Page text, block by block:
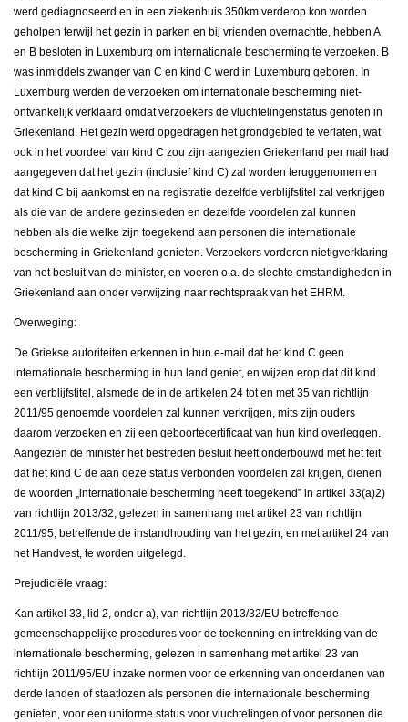
werd gediagnoseerd en in een ziekenhuis 350km verderop kon worden
geholpen terwijl het gezin in parken en bij vrienden overnachtte, hebben A
en B besloten in Luxemburg om internationale bescherming te verzoeken. B
was inmiddels zwanger van C en kind C werd in Luxemburg geboren. In
Luxemburg werden de verzoeken om internationale bescherming niet-
ontvankelijk verklaard omdat verzoekers de vluchtelingenstatus genoten in
Griekenland. Het gezin werd opgedragen het grondgebied te verlaten, wat
ook in het voordeel van kind C zou zijn aangezien Griekenland per mail had
aangegeven dat het gezin (inclusief kind C) zal worden teruggenomen en
dat kind C bij aankomst en na registratie dezelfde verblijfstitel zal verkrijgen
als die van de andere gezinsleden en dezelfde voordelen zal kunnen
hebben als die welke zijn toegekend aan personen die internationale
bescherming in Griekenland genieten. Verzoekers vorderen nietigverklaring
van het besluit van de minister, en voeren o.a. de slechte omstandigheden in
Griekenland aan onder verwijzing naar rechtspraak van het EHRM.
Overweging:
De Griekse autoriteiten erkennen in hun e-mail dat het kind C geen
internationale bescherming in hun land geniet, en wijzen erop dat dit kind
een verblijfstitel, alsmede de in de artikelen 24 tot en met 35 van richtlijn
2011/95 genoemde voordelen zal kunnen verkrijgen, mits zijn ouders
daarom verzoeken en zij een geboortecertificaat van hun kind overleggen.
Aangezien de minister het bestreden besluit heeft onderbouwd met het feit
dat het kind C de aan deze status verbonden voordelen zal krijgen, dienen
de woorden „internationale bescherming heeft toegekend” in artikel 33(a)2)
van richtlijn 2013/32, gelezen in samenhang met artikel 23 van richtlijn
2011/95, betreffende de instandhouding van het gezin, en met artikel 24 van
het Handvest, te worden uitgelegd.
Prejudiciële vraag:
Kan artikel 33, lid 2, onder a), van richtlijn 2013/32/EU betreffende
gemeenschappelijke procedures voor de toekenning en intrekking van de
internationale bescherming, gelezen in samenhang met artikel 23 van
richtlijn 2011/95/EU inzake normen voor de erkenning van onderdanen van
derde landen of staatlozen als personen die internationale bescherming
genieten, voor een uniforme status voor vluchtelingen of voor personen die